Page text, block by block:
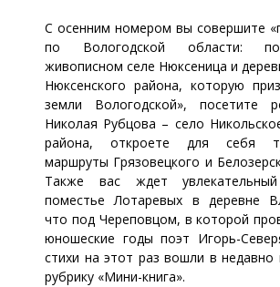
С осенним номером вы совершите
по Вологодской области:
живописном селе Нюксеница и
Нюксенского района, которую
земли Вологодской», посетите
Николая Рубцова – село
района, откроете для себя
маршруты Грязовецкого и
Также вас ждет
поместье Лотаревых в деревне
что под Череповцом, в которой
юношеские годы поэт Игорь-
стихи на этот раз вошли в недавно
рубрику «Мини-книга».